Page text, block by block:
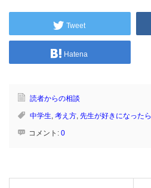
Tweet
Hatena
読者からの相談
中学生 考え方 先生が好きになったら
コメント: 0